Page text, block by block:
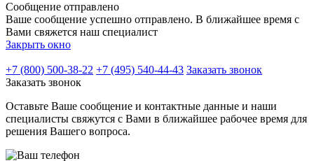
Сообщение отправлено
Ваше сообщение успешно отправлено. В ближайшее время с
Вами свяжется наш специалист
Закрыть окно
+7 (800) 500-38-22 +7 (495) 540-44-43 Заказать звонок
Заказать звонок
Оставьте Ваше сообщение и контактные данные и наши
специалисты свяжутся с Вами в ближайшее рабочее время для
решения Вашего вопроса.